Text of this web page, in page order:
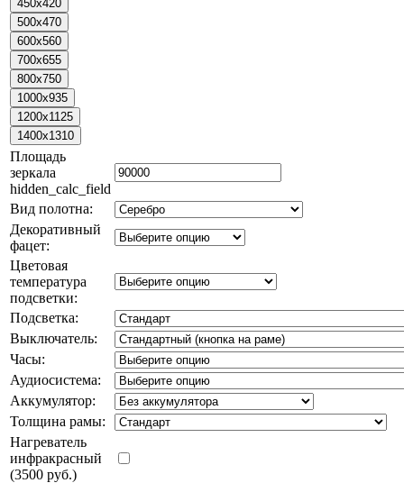
Площадь
зеркала
hidden_calc_field
Вид полотна:
Декоративный
фацет:
Цветовая
температура
подсветки:
Подсветка:
Выключатель:
Часы:
Аудиосистема:
Аккумулятор:
Толщина рамы:
Нагреватель
инфракрасный
(3500 руб.)